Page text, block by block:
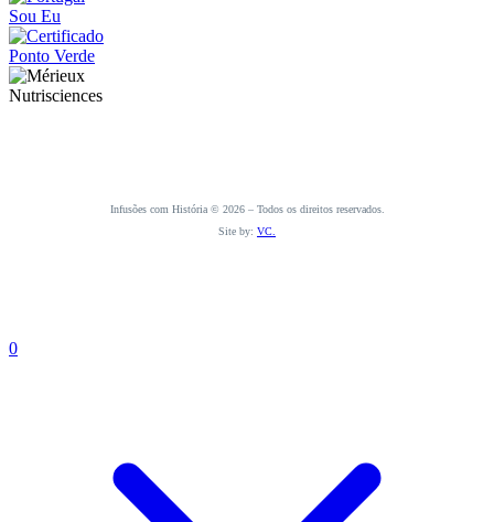
Infusões com História © 2026 – Todos os direitos reservados.
Site by: VC.
0